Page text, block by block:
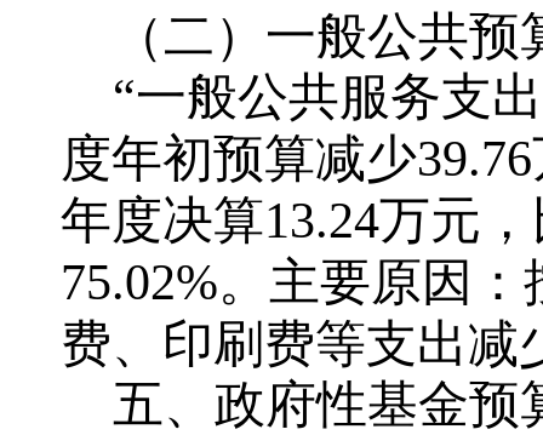
（二）一般公共
“一般公共服务支
度年初预算减少
年度决算13.24万元
75.02%。主要原因
费、印刷费等支出减
五、政府性基金预